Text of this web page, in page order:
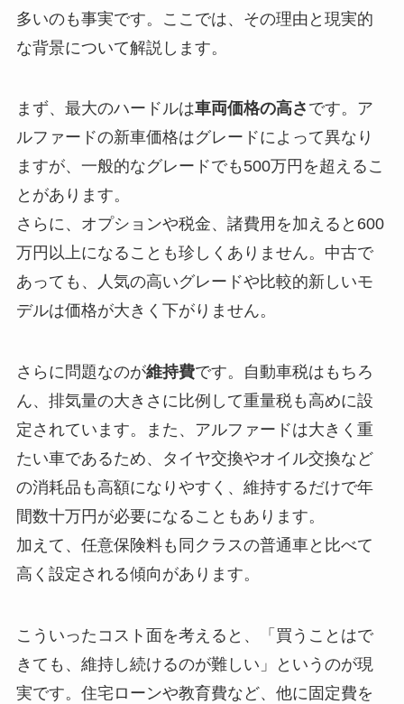
多いのも事実です。ここでは、その理由と現実的
な背景について解説します。
まず、最大のハードルは車両価格の高さ です。ア
ルファードの新車価格はグレードによって異なり
ますが、一般的なグレードでも500万円を超えるこ
とがあります。
さらに、オプションや税金、諸費用を加えると600
万円以上になることも珍しくありません。中古で
あっても、人気の高いグレードや比較的新しいモ
デルは価格が大きく下がりません。
さらに問題なのが維持費です。自動車税はもちろ
ん、排気量の大きさに比例して重量税も高めに設
定されています。また、アルファードは大きく重
たい車であるため、タイヤ交換やオイル交換など
の消耗品も高額になりやすく、維持するだけで年
間数十万円が必要になることもあります。
加えて、任意保険料も同クラスの普通車と比べて
高く設定される傾向があります。
こういったコスト面を考えると、「買うことはで
きても、維持し続けるのが難しい」というのが現
実です。住宅ローンや教育費など、他に固定費を